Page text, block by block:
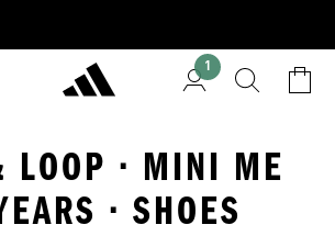
1
LOOP · MINI ME
· SHOES